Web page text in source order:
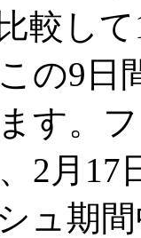
較し
の9日
す。
2月17
ュ期